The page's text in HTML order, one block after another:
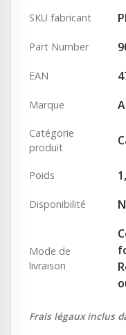
SKU fabricant
Part Number
EAN
Marque
Catégorie
produit
Poids
Disponibilité
Mode de
livraison
Frais légaux inclus